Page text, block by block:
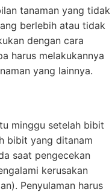
tanaman yang tidak
berlebih atau tidak
dengan cara
harus melakukannya
yang lainnya.
minggu setelah bibit
bibit yang ditanam
saat pengecekan
kerusakan
Penyulaman harus